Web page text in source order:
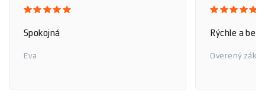
Spokojná
Eva
Rýchle a
Overený